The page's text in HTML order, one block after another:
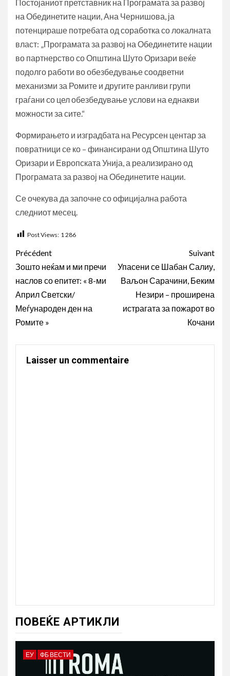
Постојаниот претставник на Програмата за развој
на Обединетите нации, Ана Чернишова, ја
потенцираше потребата од соработка со локалната
власт: „Програмата за развој на Обединетите нации
во партнерство со Општина Шуто Оризари веќе
подолго работи во обезбедување соодветни
механизми за Ромите и другите ранливи групи
граѓани со цел обезбедување услови на еднакви
можности за сите.“
Формирањето и изградбата на Ресурсен центар за
повратници се ко – финансирани од Општина Шуто
Оризари и Европската Унија, а реализирано од
Програмата за развој на Обединетите нации.
Се очекува да започне со официјална работа
следниот месец.
Post Views: 1 286
Navigation
d’article
Précédent
Зошто неќам и ми пречи
наслов со епитет: « 8-ми
Април Светски/
Меѓународен ден на
Ромите »
Suivant
Упасени се Шабан Салиу,
Ваљон Сарачини, Беким
Незири – проширена
истрагата за пожарот во
Кочани
Laisser un commentaire
ПОВЕЌЕ АРТИКЛИ
ЕУ ФБ ВЕСТИ